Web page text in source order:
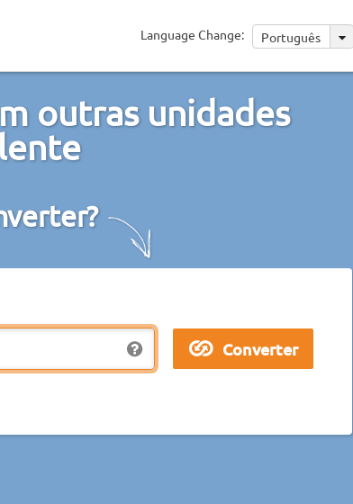
Language Change: Português
outras unidades